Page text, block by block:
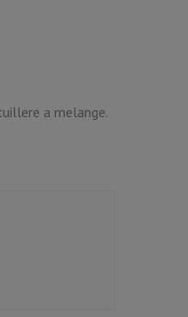
a melange.